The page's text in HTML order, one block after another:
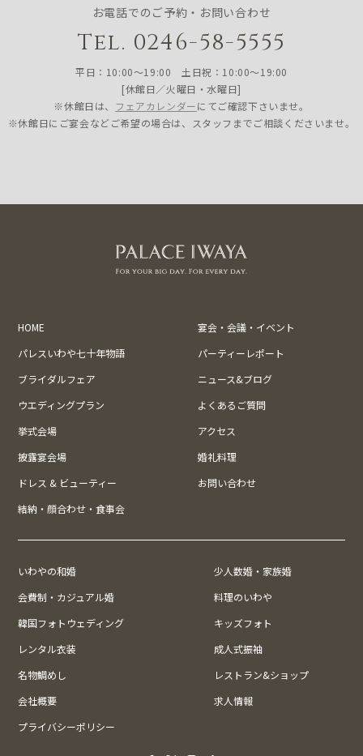
お電話でのご予約・お問い合わせ
Tel. 0246-58-5555
平日：10:00〜19:00 土日祝：10:00〜19:00
[休館日／火曜日・水曜日]
※休館日は、 フェアカレンダーにてご確認下さいませ。
※休館日にご宴会などご希望の場合は、スタッフまでご相談くださいませ。
HOME
宴会・会議・イベント
パレスいわや七十年物語
パーティーレポート
ブライダルフェア
ニュース&ブログ
ウエディングプラン
よくあるご質問
挙式会場
アクセス
披露宴会場
婚礼料理
ドレス & ビューティー
お問い合わせ
結納・顔合わせ・食事会
いわやの和婚
少人数婚・家族婚
会費制・カジュアル婚
料理のいわや
韓国フォトウェディング
キッズフォト
レンタル衣装
成人式振袖
名物鯛めし
レストラン&ショップ
会社概要
求人情報
プライバシーポリシー